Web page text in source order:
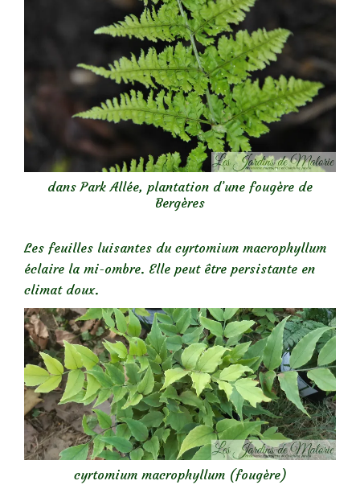
dans Park Allée, plantation d’une fougère de
Bergères
Les feuilles luisantes du cyrtomium macrophyllum
éclaire la mi-ombre. Elle peut être persistante en
climat doux.
cyrtomium macrophyllum (fougère)